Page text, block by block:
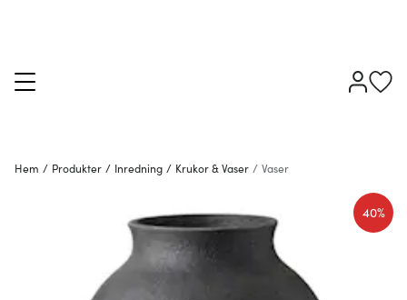
Hem / Produkter / Inredning / Krukor & Vaser / Vaser
40%